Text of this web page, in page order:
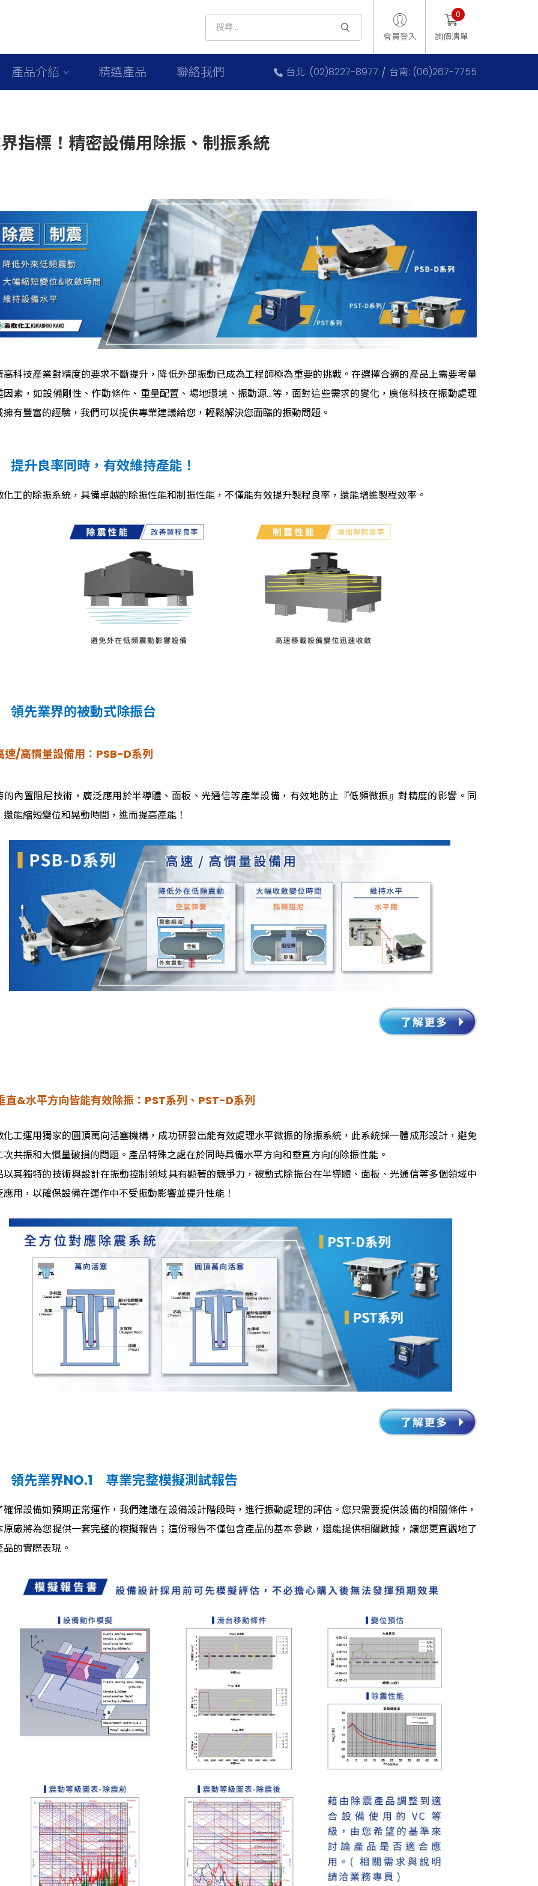
會員登入 詢價清單
0
產品介紹 精選產品 聯絡我們 台北: (02)8227-8977 台南: (06)267-7755
指標！精密設備用除振、制振系統
高科技產業對精度的要求不斷提升，降低外部振動已成為工程師極為重要的挑戰。在選擇合適的產品上需要考量
因素，如設備剛性、作動條件、重量配置、場地環境、振動源…等，面對這些需求的變化，廣億科技在振動處理
擁有豐富的經驗，我們可以提供專業建議給您，輕鬆解決您面臨的振動問題。
提升良率同時，有效維持產能！
化工的除振系統，具備卓越的除振性能和制振性能，不僅能有效提升製程良率，還能增進製程效率。
先業界的被動式除振台
速/高慣量設備用：PSB-D系列
的內置阻尼技術，廣泛應用於半導體、面板、光通信等產業設備，有效地防止『低頻微振』對精度的影響。同
還能縮短變位和晃動時間，進而提高產能！
直&水平方向皆能有效除振：PST系列、PST-D系列
化工運用獨家的圓頂萬向活塞機構，成功研發出能有效處理水平微振的除振系統，此系統採一體成形設計，避免
次共振和大慣量破損的問題。產品特殊之處在於同時具備水平方向和垂直方向的除振性能。
以其獨特的技術與設計在振動控制領域具有顯著的競爭力，被動式除振台在半導體、面板、光通信等多個領域中
應用，以確保設備在運作中不受振動影響並提升性能！
先業界NO.1 專業完整模擬測試報告
確保設備如預期正常運作，我們建議在設備設計階段時，進行振動處理的評估。您只需要提供設備的相關條件，
原廠將為您提供一套完整的模擬報告；這份報告不僅包含產品的基本參數，還能提供相關數據，讓您更直觀地了
品的實際表現。